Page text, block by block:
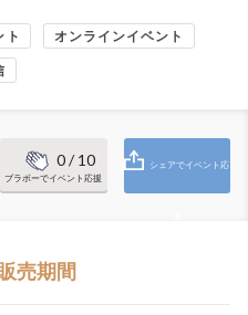
ト オンラインイベント
0/ 10
ブラボーでイベント応援
シェアでイベント応
売期間